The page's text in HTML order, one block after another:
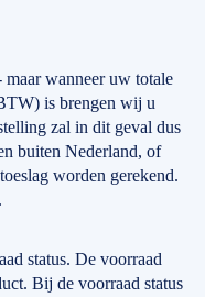
maar wanneer uw totale
is brengen wij u
zal in dit geval dus
buiten Nederland, of
worden gerekend.
status. De voorraad
Bij de voorraad status